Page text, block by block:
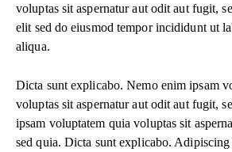
voluptas sit aspernatur aut odit aut fugit,
elit sed do eiusmod tempor incididunt ut
aliqua.
Dicta sunt explicabo. Nemo enim ipsam
voluptas sit aspernatur aut odit aut fugit,
ipsam voluptatem quia voluptas sit
sed quia. Dicta sunt explicabo. Adipiscing